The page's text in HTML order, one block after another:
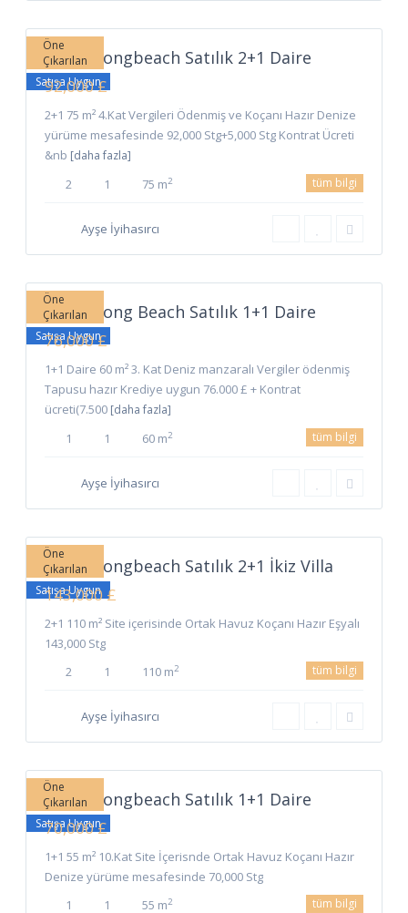
Beach,
Öne
Çıkarılan
Satışa Uygun
İskele Longbeach Satılık 2+1 Daire
92,000 £
2+1 75 m² 4.Kat Vergileri Ödenmiş ve Koçanı Hazır Denize
yürüme mesafesinde 92,000 Stg+5,000 Stg Kontrat Ücreti
&nb [daha fazla]
2 1 75 m2 tüm bilgi
Ayşe İyihasırcı
Beach,
Öne
Çıkarılan
Satışa Uygun
İskele Long Beach Satılık 1+1 Daire
76,000 £
1+1 Daire 60 m² 3. Kat Deniz manzaralı Vergiler ödenmiş
Tapusu hazır Krediye uygun 76.000 £ + Kontrat
ücreti(7.500 [daha fazla]
1 1 60 m2 tüm bilgi
Ayşe İyihasırcı
Beach,
Öne
Çıkarılan
Satışa Uygun
İskele Longbeach Satılık 2+1 İkiz Villa
143,000 £
2+1 110 m² Site içerisinde Ortak Havuz Koçanı Hazır Eşyalı
143,000 Stg
2
1 110 m2 tüm bilgi
Ayşe İyihasırcı
Beach,
Öne
Çıkarılan
Satışa Uygun
İskele Longbeach Satılık 1+1 Daire
70,000 £
1+1 55 m² 10.Kat Site İçerisnde Ortak Havuz Koçanı Hazır
Denize yürüme mesafesinde 70,000 Stg
1
1 55 m2 tüm bilgi